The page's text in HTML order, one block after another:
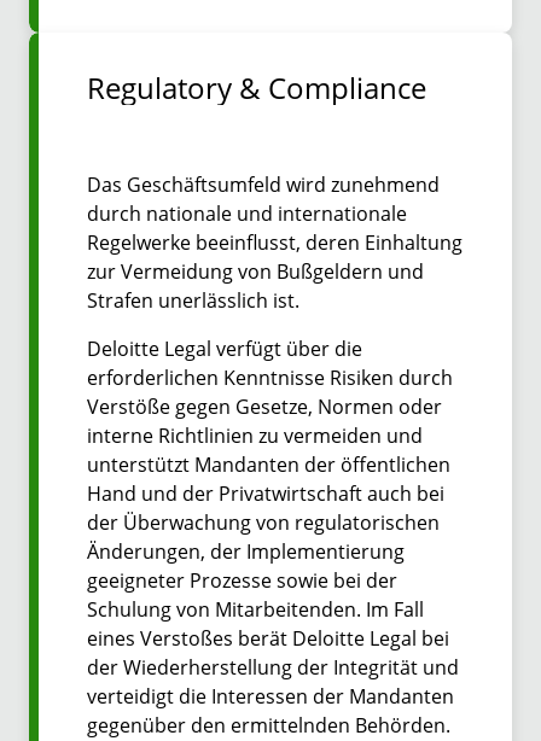
Regulatory & Compliance
Das Geschäftsumfeld wird zunehmend
durch nationale und internationale
Regelwerke beeinflusst, deren Einhaltung
zur Vermeidung von Bußgeldern und
Strafen unerlässlich ist.
Deloitte Legal verfügt über die
erforderlichen Kenntnisse Risiken durch
Verstöße gegen Gesetze, Normen oder
interne Richtlinien zu vermeiden und
unterstützt Mandanten der öffentlichen
Hand und der Privatwirtschaft auch bei
der Überwachung von regulatorischen
Änderungen, der Implementierung
geeigneter Prozesse sowie bei der
Schulung von Mitarbeitenden. Im Fall
eines Verstoßes berät Deloitte Legal bei
der Wiederherstellung der Integrität und
verteidigt die Interessen der Mandanten
gegenüber den ermittelnden Behörden.